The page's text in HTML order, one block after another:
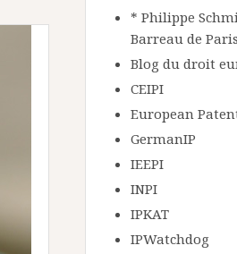
* Philippe
Barreau de Paris
Blog du droit
CEIPI
European
GermanIP
IEEPI
INPI
IPKAT
IPWatchdog